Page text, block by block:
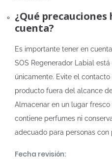
¿Qué
cuenta?
Es importante tener en
SOS Regenerador Labial
únicamente. Evite el
producto fuera del alcance
Almacenar en un lugar
contiene perfumes ni
adecuado para personas con
Fecha revisión: